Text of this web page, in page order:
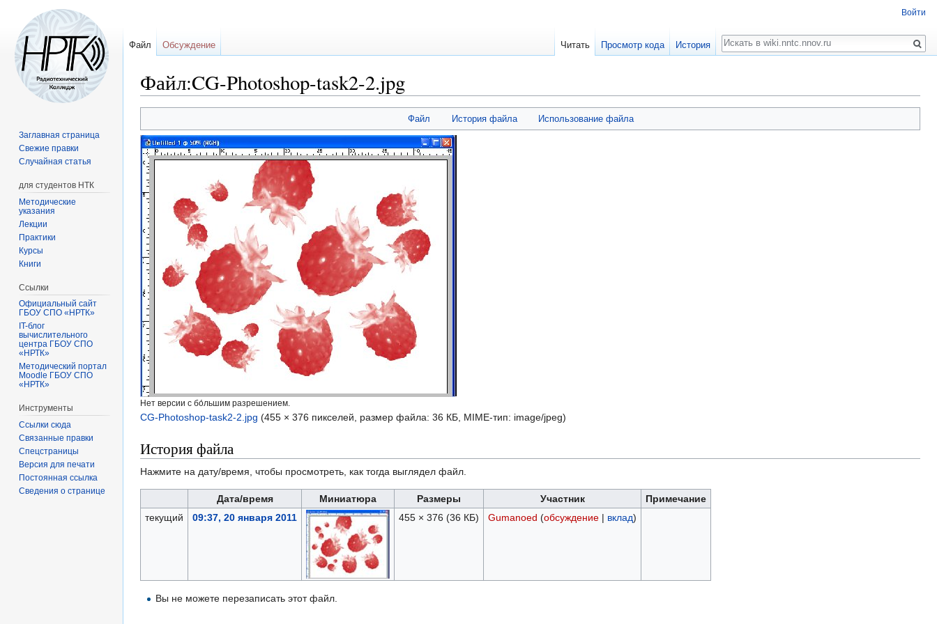
Файл:CG-Photoshop-task2-2.jpg
к
навигации
к
поиску
Файл История файла Использование файла
Нет версии с бо́льшим разрешением.
CG-Photoshop-task2-2.jpg (455 × 376 пикселей, размер файла: 36 КБ, MIME-тип: image/jpeg)
История файла
Нажмите на дату/время, чтобы просмотреть, как тогда выглядел файл.
Дата/время Миниатюра Размеры Участник
Примечание
текущий
09:37, 20 января 2011 455 × 376 (36 КБ) Gumanoed (обсуждение| вклад)
Вы не можете перезаписать этот файл.
Войти
Файл Обсуждение Читать Просмотр кода История
Поиск
Заглавная страница
Свежие правки
Случайная статья
для студентов НТК
Методические
указания
Лекции
Практики
Курсы
Книги
Ссылки
Официальный сайт
ГБОУ СПО «НРТК»
IT-блог
вычислительного
центра ГБОУ СПО
«НРТК»
Методический портал
Moodle ГБОУ СПО
«НРТК»
Инструменты
Ссылки сюда
Связанные правки
Спецстраницы
Версия для печати
Постоянная ссылка
Сведения о странице